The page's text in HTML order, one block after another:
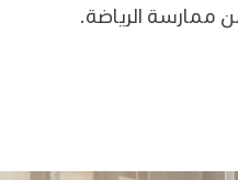
ممارسة الرياضة.